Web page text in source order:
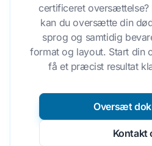
certificeret oversættelse?
kan du oversætte din
sprog og samtidig
format og layout. Start din
få et præcist resultat
Oversæt
Kontakt